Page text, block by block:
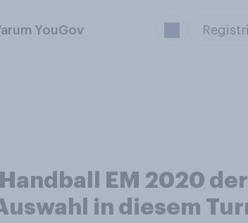
YouGov
EM 2020
in diesem